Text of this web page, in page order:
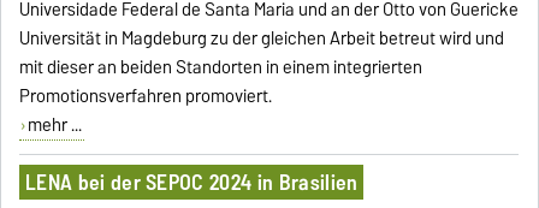
Universidade Federal de Santa Maria und an der Otto von Guericke
Universität in Magdeburg zu der gleichen Arbeit betreut wird und
mit dieser an beiden Standorten in einem integrierten
Promotionsverfahren promoviert.
mehr ...
LENA bei der SEPOC 2024 in Brasilien